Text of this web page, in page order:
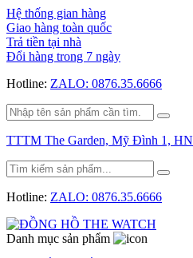
Hệ thống gian hàng
Giao hàng toàn quốc
Trả tiền tại nhà
Đổi hàng trong 7 ngày
Hotline: ZALO: 0876.35.6666
TTTM The Garden, Mỹ Đình 1, HN
Hotline: ZALO: 0876.35.6666
Danh mục sản phẩm